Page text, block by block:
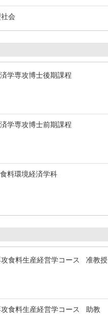
会
学専攻博士後期課程
学専攻博士前期課程
料環境経済学科
食料生産経営学コース 准教授
食料生産経営学コース 助教